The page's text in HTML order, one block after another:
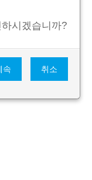
시겠습니까?